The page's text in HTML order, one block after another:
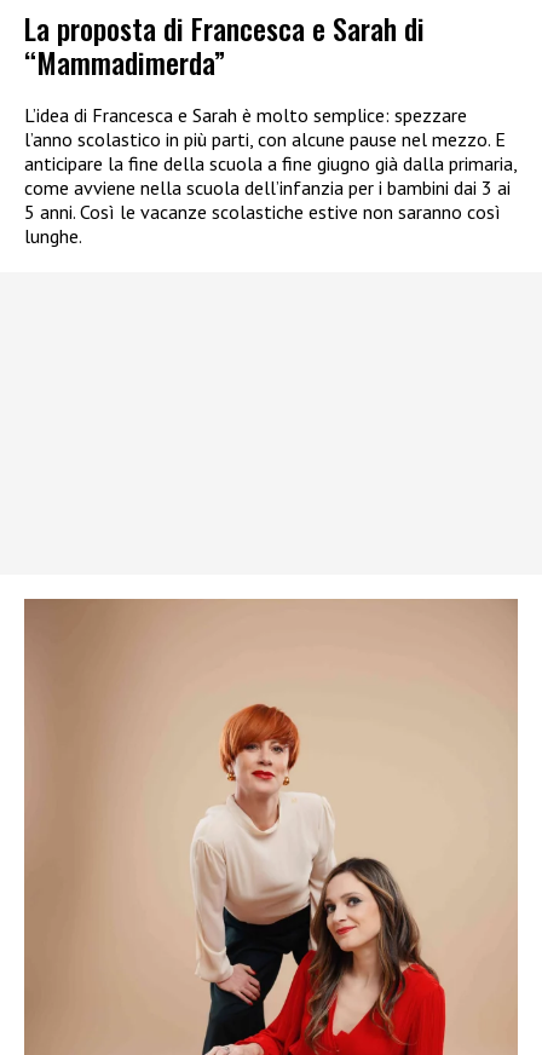
La proposta di Francesca e Sarah di
“Mammadimerda”
L’idea di Francesca e Sarah è molto semplice: spezzare
l’anno scolastico in più parti, con alcune pause nel mezzo. E
anticipare la fine della scuola a fine giugno già dalla primaria,
come avviene nella scuola dell’infanzia per i bambini dai 3 ai
5 anni. Così le vacanze scolastiche estive non saranno così
lunghe.